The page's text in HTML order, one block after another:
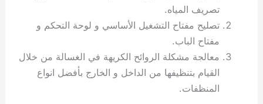
تصريف المياه.
تصليح مفتاح التشغيل الأساسي و لوحة التحكم و
مفتاح الباب.
معالجة مشكلة الروائح الكريهة في الغسالة من خلال
القيام بتنظيفها من الداخل و الخارج بأفضل انواع
المنظفات.